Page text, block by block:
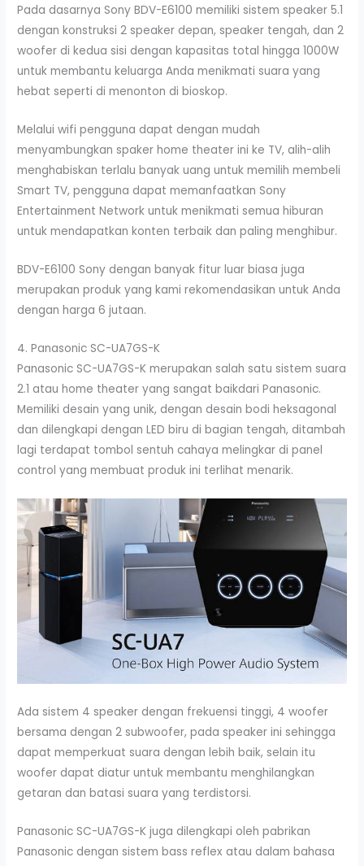
Pada dasarnya Sony BDV-E6100 memiliki sistem speaker 5.1
dengan konstruksi 2 speaker depan, speaker tengah, dan 2
woofer di kedua sisi dengan kapasitas total hingga 1000W
untuk membantu keluarga Anda menikmati suara yang
hebat seperti di menonton di bioskop.
Melalui wifi pengguna dapat dengan mudah
menyambungkan spaker home theater ini ke TV, alih-alih
menghabiskan terlalu banyak uang untuk memilih membeli
Smart TV, pengguna dapat memanfaatkan Sony
Entertainment Network untuk menikmati semua hiburan
untuk mendapatkan konten terbaik dan paling menghibur.
BDV-E6100 Sony dengan banyak fitur luar biasa juga
merupakan produk yang kami rekomendasikan untuk Anda
dengan harga 6 jutaan.
4. Panasonic SC-UA7GS-K
Panasonic SC-UA7GS-K merupakan salah satu sistem suara
2.1 atau home theater yang sangat baikdari Panasonic.
Memiliki desain yang unik, dengan desain bodi heksagonal
dan dilengkapi dengan LED biru di bagian tengah, ditambah
lagi terdapat tombol sentuh cahaya melingkar di panel
control yang membuat produk ini terlihat menarik.
Ada sistem 4 speaker dengan frekuensi tinggi, 4 woofer
bersama dengan 2 subwoofer, pada speaker ini sehingga
dapat memperkuat suara dengan lebih baik, selain itu
woofer dapat diatur untuk membantu menghilangkan
getaran dan batasi suara yang terdistorsi.
Panasonic SC-UA7GS-K juga dilengkapi oleh pabrikan
Panasonic dengan sistem bass reflex atau dalam bahasa